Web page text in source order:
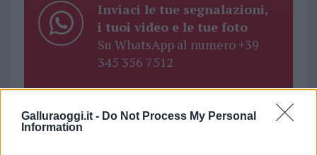
Galluraoggi.it - Do Not Process My Personal
Information
Inviaci le tue segnalazioni,
i tuoi video e le tue foto
Su WhatsApp al numero +39
345 356 7512